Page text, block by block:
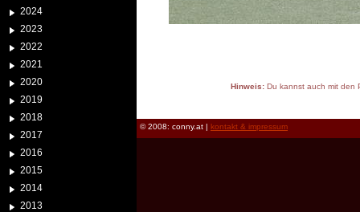
2024
2023
2022
2021
2020
2019
2018
2017
2016
2015
2014
2013
Hinweis:Du kannst auch mit den
© 2008: conny.at | kontakt & impressum